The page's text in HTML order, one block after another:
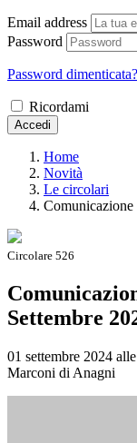
Email address
Password
Password dimenticata?
Ricordami
Accedi
Home
Novità
Le circolari
Comunicazione
Circolare 526
Settembre
01 settembre 2024
Marconi di Anagni